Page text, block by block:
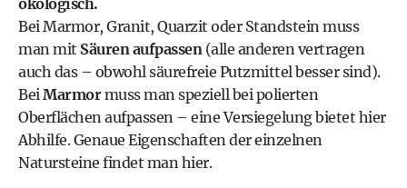
ökologisch.
Bei Marmor, Granit, Quarzit oder Standstein muss
man mit Säuren aufpassen(alle anderen vertragen
auch das – obwohl säurefreie Putzmittel besser sind).
BeiMarmormuss man speziell bei polierten
Oberflächen aufpassen – eine Versiegelung bietet hier
Abhilfe.Genaue Eigenschaften der einzelnen
Natursteine findet man hier.